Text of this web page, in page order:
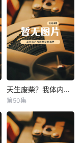
天生废柴？我体内有神血 天生废柴？我体内有神血
第50集